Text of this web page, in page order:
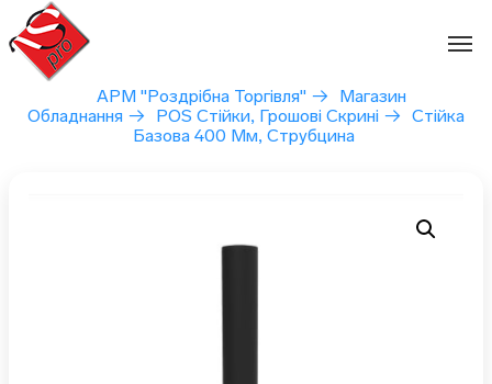
Перейти
вмісту
АРМ "Роздрібна Торгівля" →
Магазин
Обладнання → POS Стійки, Грошові Скрині → Стійка
Базова 400 Мм, Струбцина